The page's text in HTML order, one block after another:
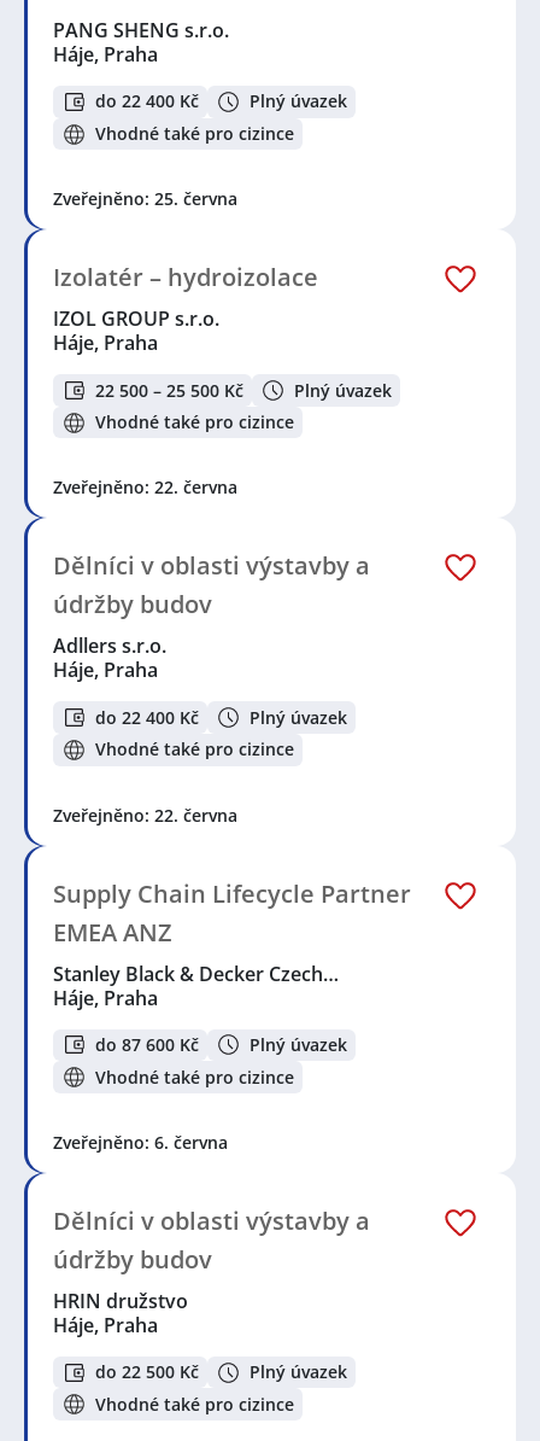
PANG SHENG s.r.o.
Háje, Praha
do 22 400 Kč
Plný úvazek
Vhodné také pro cizince
Zveřejněno: 25. června
Izolatér – hydroizolace
IZOL GROUP s.r.o.
Háje, Praha
22 500 – 25 500 Kč
Plný úvazek
Vhodné také pro cizince
Zveřejněno: 22. června
Dělníci v oblasti výstavby a
údržby budov
Adllers s.r.o.
Háje, Praha
do 22 400 Kč
Plný úvazek
Vhodné také pro cizince
Zveřejněno: 22. června
Supply Chain Lifecycle Partner
EMEA ANZ
Stanley Black & Decker Czech…
Háje, Praha
do 87 600 Kč
Plný úvazek
Vhodné také pro cizince
Zveřejněno: 6. června
Dělníci v oblasti výstavby a
údržby budov
HRIN družstvo
Háje, Praha
do 22 500 Kč
Plný úvazek
Vhodné také pro cizince